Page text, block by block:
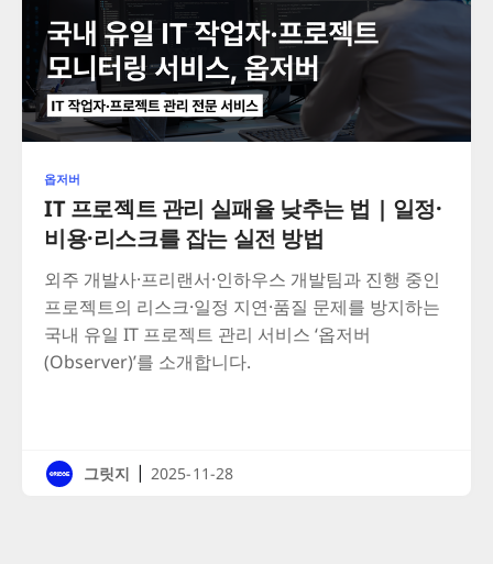
옵저버
IT 프로젝트 관리 실패율 낮추는 법 | 일정·
비용·리스크를 잡는 실전 방법
외주 개발사·프리랜서·인하우스 개발팀과 진행 중인
프로젝트의 리스크·일정 지연·품질 문제를 방지하는
국내 유일 IT 프로젝트 관리 서비스 ‘옵저버
(Observer)’를 소개합니다.
그릿지 | 2025-11-28